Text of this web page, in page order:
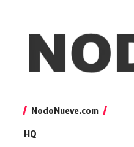
NodoNueve.com
HQ